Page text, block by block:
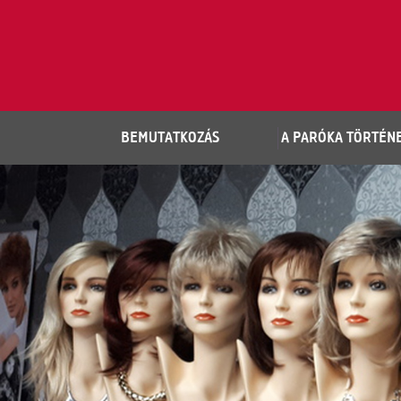
BEMUTATKOZÁS A PARÓKA